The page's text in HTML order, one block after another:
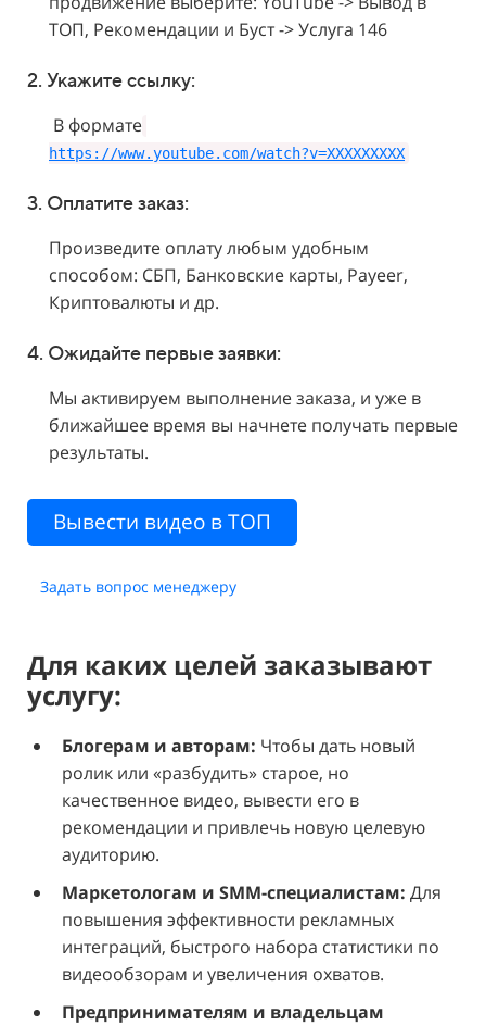
ТОП, Рекомендации и Буст -> Услуга 146
2. Укажитессылку:
В формате
https://www.youtube.com/watch?v=XXXXXXXXX
3. Оплатите заказ:
Произведите оплату любым удобным
способом: СБП, Банковские карты, Payeer,
Криптовалюты и др.
4. Ожидайте первые заявки:
Мы активируем выполнение заказа, и уже в
ближайшее время вы начнете получать первые
результаты.
Вывести видео в ТОП
Задать вопрос менеджеру
Для каких целей заказывают
услугу:
Блогерам и авторам: Чтобы дать новый
ролик или «разбудить» старое, но
качественное видео, вывести его в
рекомендации и привлечь новую целевую
аудиторию.
Маркетологам и SMM-специалистам: Для
повышения эффективности рекламных
интеграций, быстрого набора статистики по
видеообзорам и увеличения охватов.
Предпринимателям и владельцам